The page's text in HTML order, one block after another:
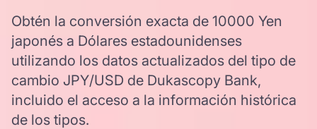
Obtén la conversión exacta de 10000 Yen
japonés a Dólares estadounidenses
utilizando los datos actualizados del tipo de
cambio JPY/USD de Dukascopy Bank,
incluido el acceso a la información histórica
de los tipos.